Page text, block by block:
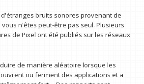
bruits sonores provenant de
n'êtes peut-être pas seul. Plusieurs
de Pixel ont été publiés sur les réseaux
de manière aléatoire lorsque les
ou ferment des applications et a